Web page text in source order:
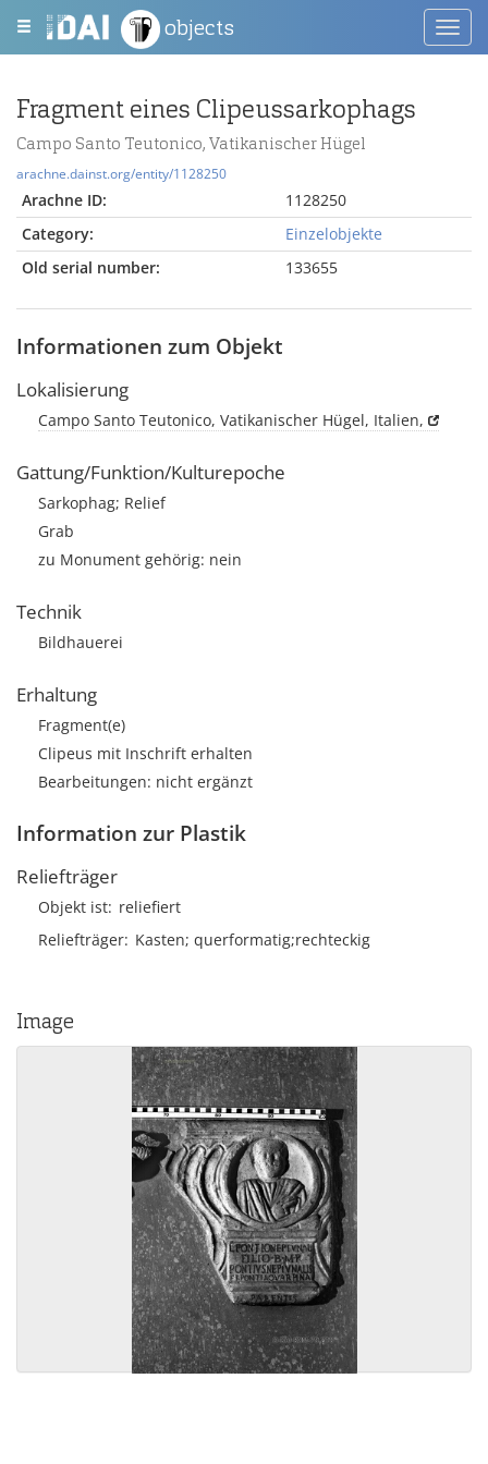
objects
Fragment eines Clipeussarkophags
Campo Santo Teutonico, Vatikanischer Hügel
arachne.dainst.org/entity/1128250
Arachne ID:
1128250
Category:
Einzelobjekte
Old serial number:
133655
Informationen zum Objekt
Lokalisierung
Campo Santo Teutonico, Vatikanischer Hügel, Italien,
Gattung/Funktion/Kulturepoche
Sarkophag; Relief
Grab
zu Monument gehörig: nein
Technik
Bildhauerei
Erhaltung
Fragment(e)
Clipeus mit Inschrift erhalten
Bearbeitungen: nicht ergänzt
Information zur Plastik
Reliefträger
Objekt ist reliefiert
Reliefträger Kasten; querformatig;rechteckig
Image